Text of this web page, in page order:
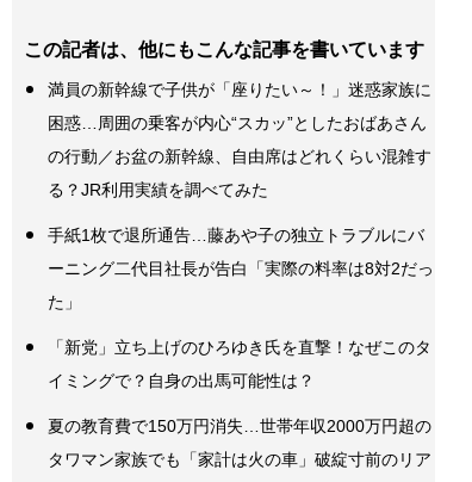
この記者は、他にもこんな記事を書いています
満員の新幹線で子供が「座りたい～！」迷惑家族に
困惑…周囲の乗客が内心“スカッ”としたおばあさん
の行動／お盆の新幹線、自由席はどれくらい混雑す
る？JR利用実績を調べてみた
手紙1枚で退所通告…藤あや子の独立トラブルにバ
ーニング二代目社長が告白「実際の料率は8対2だっ
た」
「新党」立ち上げのひろゆき氏を直撃！なぜこのタ
イミングで？自身の出馬可能性は？
夏の教育費で150万円消失…世帯年収2000万円超の
タワマン家族でも「家計は火の車」破綻寸前のリア